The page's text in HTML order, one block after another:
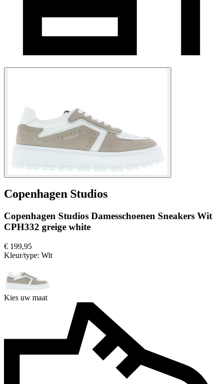
Copenhagen Studios
Copenhagen Studios Damesschoenen Sneakers Wit
CPH332 greige white
€ 199,95
Kleur/type: Wit
Kies uw maat